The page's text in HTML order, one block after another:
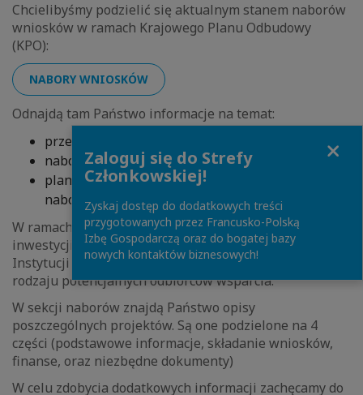
Chcielibyśmy podzielić się aktualnym stanem naborów
wniosków w ramach Krajowego Planu Odbudowy
(KPO):
NABORY WNIOSKÓW
Odnajdą tam Państwo informacje na temat:
przewidywanych konkursów
naboru ciągłego
planowanych, aktualnych oraz zakończonych
naborów
W ramach konkursów widnieje nazwa wraz z numerem
inwestycji. Następnie, podane są informacje względem
Instytucji odpowiedzialnej za realizację inwestycji oraz
rodzaju potencjalnych odbiorców wsparcia.
W sekcji naborów znajdą Państwo opisy
poszczególnych projektów. Są one podzielone na 4
części (podstawowe informacje, składanie wniosków,
finanse, oraz niezbędne dokumenty)
W celu zdobycia dodatkowych informacji zachęcamy do
Zaloguj się do Strefy
Członkowskiej!
Zyskaj dostęp do dodatkowych treści
przygotowanych przez Francusko-Polską
Izbę Gospodarczą oraz do bogatej bazy
nowych kontaktów biznesowych!